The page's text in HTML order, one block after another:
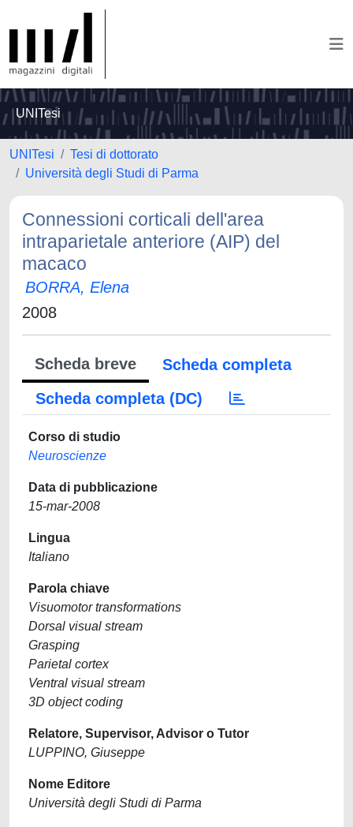
UNITesi
UNITesi
Tesi di dottorato
Università degli Studi di Parma
Connessioni corticali dell'area
intraparietale anteriore (AIP) del
macaco
BORRA, Elena
2008
Scheda breve
Scheda completa
Scheda completa (DC)
Corso di studio
Neuroscienze
Data di pubblicazione
15-mar-2008
Lingua
Italiano
Parola chiave
Visuomotor transformations
Dorsal visual stream
Grasping
Parietal cortex
Ventral visual stream
3D object coding
Relatore, Supervisor, Advisor o Tutor
LUPPINO, Giuseppe
Nome Editore
Università degli Studi di Parma